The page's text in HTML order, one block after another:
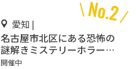
愛知 |
名古屋市北区にある恐怖の
謎解きミステリーホラー
「エモい家」あなたは行き
開催中